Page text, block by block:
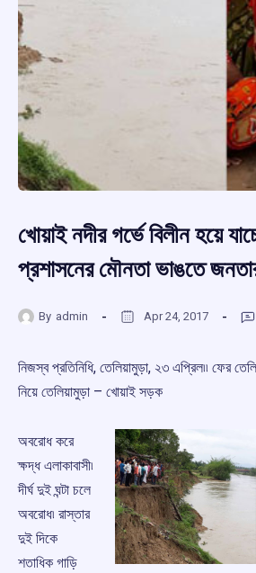
খোয়াই নদীর গর্ভে বিলীন হয়ে
প্রশাসনের মৌনতা ভাঙতে
By admin Apr 24, 2017
নিজস্ব প্রতিনিধি, তেলিয়ামুড়া, ২৩ এপ্রিল৷৷ ফের
নিয়ে তেলিয়ামুড়া – খোয়াই সড়ক
অবরোধ করে
ক্ষদ্ধ এলাকাবাসী৷
দীর্ঘ দুই ঘন্টা চলে
অবরোধ৷ রাস্তার
দুই দিকে
শতাধিক গাড়ি